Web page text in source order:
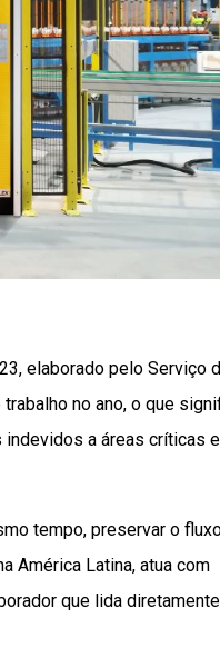
elaborado pelo Serviço
no ano, o que
indevidos a áreas críticas e
tempo, preservar o
América Latina, atua com
que lida diretamente